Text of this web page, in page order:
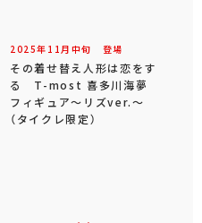
2025年 11 月 中旬 登場
その着せ替え人形は恋をす
る T-most 喜多川海夢
フィギュア～リズver.～
（タイクレ限定）